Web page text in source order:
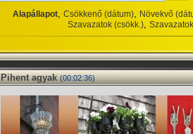
Alapállapot, Csökkenő (dátum), Növekvő
Szavazatok (csökk.),
Pihent agyak (00:02:36)